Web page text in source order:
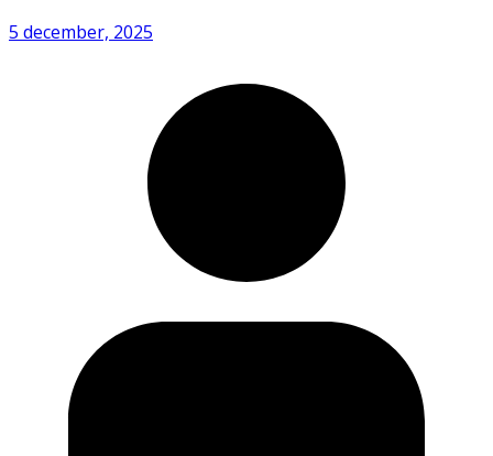
5 december, 2025